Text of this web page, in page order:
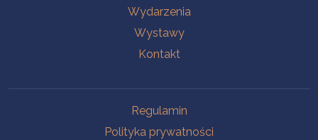
Wydarzenia
Wystawy
Kontakt
Regulamin
Polityka prywatności